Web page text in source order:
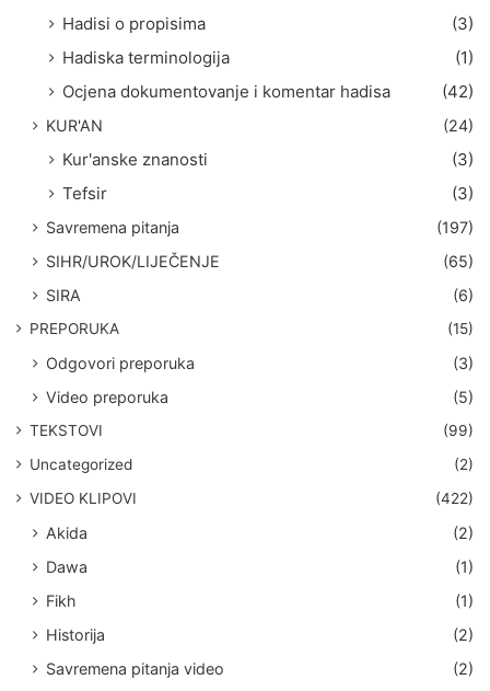
Hadisi o propisima
(3)
Hadiska terminologija
(1)
Ocjena dokumentovanje i komentar hadisa
(42)
KUR'AN (24)
Kur'anske znanosti
(3)
Tefsir
(3)
Savremena pitanja
(197)
SIHR/UROK/LIJEČENJE
(65)
SIRA
(6)
PREPORUKA (15)
Odgovori preporuka
(3)
Video preporuka
(5)
TEKSTOVI
(99)
Uncategorized
(2)
VIDEO KLIPOVI
(422)
Akida
(2)
Dawa
(1)
Fikh
(1)
Historija
(2)
Savremena pitanja video
(2)